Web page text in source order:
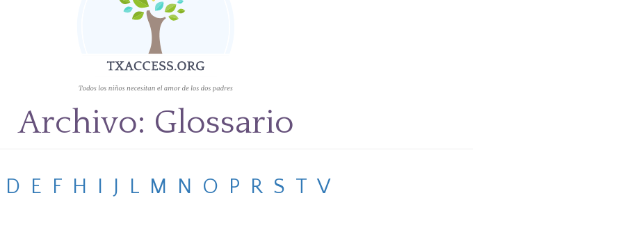
Archivo: Glossario
D E F H I J L M N O P R S T V